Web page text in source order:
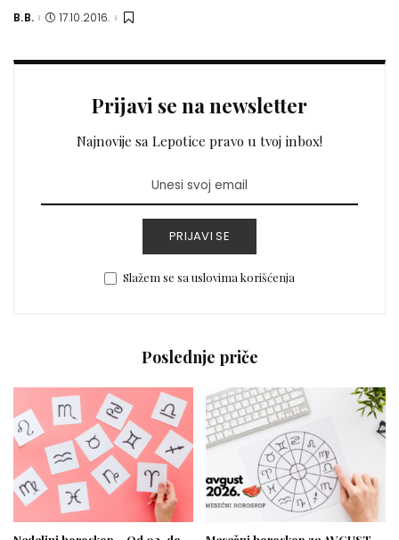
Posted
B.B. 17.10.2016.
Prijavi se na newsletter
Najnovije sa Lepotice pravo u tvoj inbox!
PRIJAVI SE
Slažem se sa uslovima korišćenja
Poslednje priče